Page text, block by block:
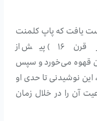
یافت که پاپ کلمنت
هشتم (رهبر مسیحیان در قرن ۱۶) پیش از
قهوه می‌خورد و سپس
نوشیدنی تا حدی او
آن را در خلال زمان